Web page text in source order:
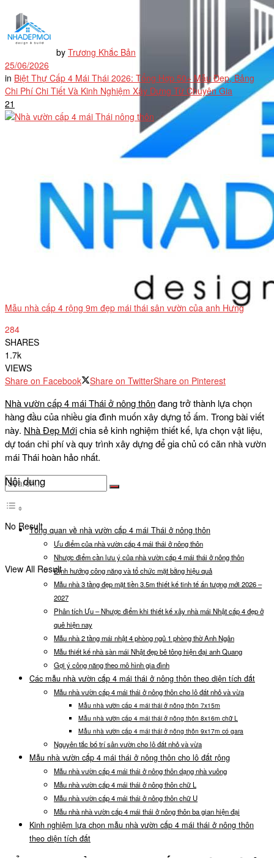
No Result
View All Result
by Trương Khắc Bản
25/06/2026
in Biệt Thự Cấp 4 Mái Thái 2026: Tổng Hợp 50+ Mẫu Đẹp, Bảng
Chi Phí Chi Tiết Và Kinh Nghiệm Xây Dựng Từ Chuyên Gia
21
Mẫu nhà cấp 4 rộng 9m đẹp mái thái sân vườn của anh Hưng
284
SHARES
1.7k
VIEWS
Share on Facebook
Share on TwitterShare on Pinterest
Nhà vườn cấp 4 mái Thái ở nông thônđang trở thành lựa chọn
hàng đầu của nhiều gia đình muốn xây dựng tổ ấm. Trong bài viết
này. Nhà Đẹp Mớichia sẻ kinh nghiệm thiết kế, lựa chọn vật liệu,
dự toán chi phí và quy trình xây dựng để gia chủ có căn nhà vườn
mái Thái hoàn hảo nhất.
Nội dung
Tổng quan về nhà vườn cấp 4 mái Thái ở nông thôn
Ưu điểm của nhà vườn cấp 4 mái thái ở nông thôn
Nhược điểm cần lưu ý của nhà vườn cấp 4 mái thái ở nông thôn
Định hướng công năng và tổ chức mặt bằng hiệu quả
Mẫu nhà 3 tầng đẹp mặt tiền 3.5m thiết kế tinh tế ấn tượng mới 2026 –
2027
Phân tích Ưu – Nhược điểm khi thiết kế xây nhà mái Nhật cấp 4 đẹp ở
quê hiện nay
Mẫu nhà 2 tầng mái nhật 4 phòng ngủ 1 phòng thờ Anh Ngân
Mẫu thiết kế nhà sàn mái Nhật đẹp bê tông hiện đại anh Quang
Gợi ý công năng theo mô hình gia đình
Các mẫu nhà vườn cấp 4 mái thái ở nông thôn theo diện tích đất
Mẫu nhà vườn cấp 4 mái thái ở nông thôn cho lô đất nhỏ và vừa
Mẫu nhà vườn cấp 4 mái thái ở nông thôn 7x15m
Mẫu nhà vườn cấp 4 mái thái ở nông thôn 8x16m chữ L
Mẫu nhà vườn cấp 4 mái thái ở nông thôn 9x17m có gara
Nguyên tắc bố trí sân vườn cho lô đất nhỏ và vừa
Mẫu nhà vườn cấp 4 mái thái ở nông thôn cho lô đất rộng
Mẫu nhà vườn cấp 4 mái thái ở nông thôn dạng nhà vuông
Mẫu nhà vườn cấp 4 mái thái ở nông thôn chữ L
Mẫu nhà vườn cấp 4 mái thái ở nông thôn chữ U
Mẫu nhà nhà vườn cấp 4 mái thái ở nông thôn ba gian hiện đại
Kinh nghiệm lựa chọn mẫu nhà vườn cấp 4 mái thái ở nông thôn
theo diện tích đất